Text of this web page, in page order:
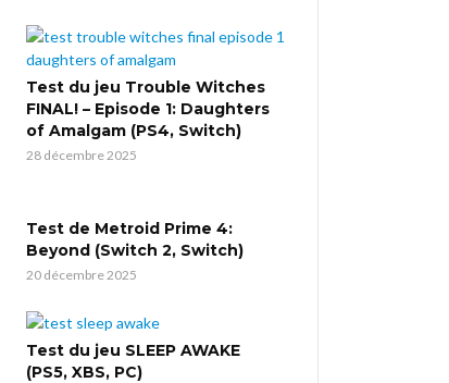
Test du jeu Trouble Witches
FINAL! – Episode 1: Daughters
of Amalgam (PS4, Switch)
28 décembre 2025
Test de Metroid Prime 4:
Beyond (Switch 2, Switch)
20 décembre 2025
Test du jeu SLEEP AWAKE
(PS5, XBS, PC)